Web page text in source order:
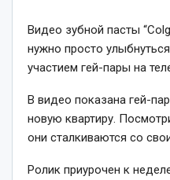
Видео зубной пасты
нужно просто
участием гей-пары на
В видео показана гей-
новую квартиру.
они сталкиваются со
Ролик приурочен к